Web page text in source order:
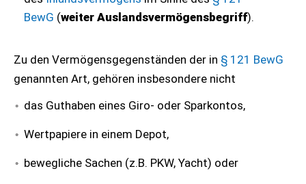
BewG (weiter Auslandsvermögensbegriff).
Zu den Vermögensgegenständen der in § 121 BewG
genannten Art, gehören insbesondere nicht
das Guthaben eines Giro- oder Sparkontos,
Wertpapiere in einem Depot,
bewegliche Sachen (z.B. PKW, Yacht) oder